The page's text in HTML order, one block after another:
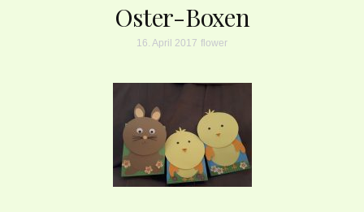
Oster-Boxen
16. April 2017 flower